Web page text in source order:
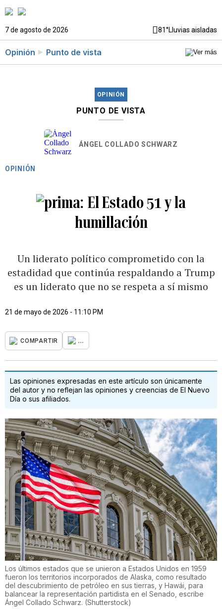
7 de agosto de 2026 81°Lluvias aisladas
Opinión Punto de vista
OPINIÓN
PUNTO DE VISTA
ÁNGEL COLLADO SCHWARZ
OPINIÓN
El Estado 51 y la
humillación
Un liderato político comprometido con la
estadidad que continúa respaldando a Trump
es un liderato que no se respeta a sí mismo
21 de mayo de 2026 - 11:10 PM
COMPARTIR ...
Las opiniones expresadas en este artículo son únicamente
del autor y no reflejan las opiniones y creencias de El Nuevo
Día o sus afiliados.
Los últimos estados que se unieron a Estados Unidos en 1959
fueron los territorios incorporados de Alaska, como resultado
del descubrimiento de petróleo en sus tierras, y Hawái, para
balancear la representación partidista en el Senado, escribe
Ángel Collado Schwarz. (Shutterstock)